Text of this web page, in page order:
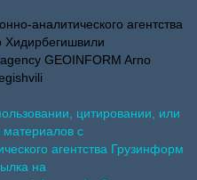
аналитического агентства
GEOINFORM Arno
цитировании, или
материалов с
агентства Грузинформ
на